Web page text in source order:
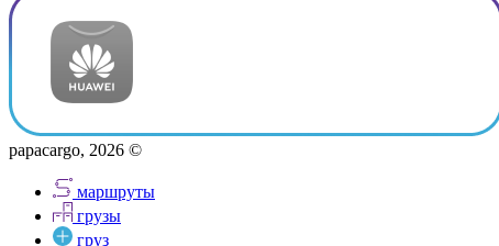
papacargo, 2026 ©
маршруты
грузы
груз